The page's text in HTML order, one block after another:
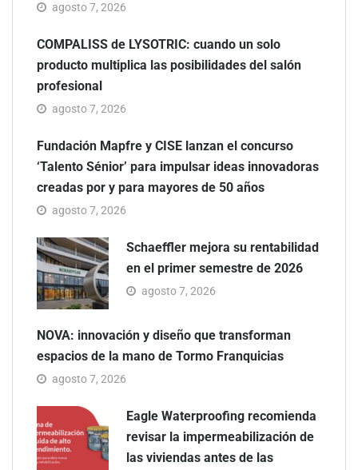
agosto 7, 2026
COMPALISS de LYSOTRIC: cuando un solo
producto multiplica las posibilidades del salón
profesional
agosto 7, 2026
Fundación Mapfre y CISE lanzan el concurso
‘Talento Sénior’ para impulsar ideas innovadoras
creadas por y para mayores de 50 años
agosto 7, 2026
Schaeffler mejora su rentabilidad
en el primer semestre de 2026
agosto 7, 2026
NOVA: innovación y diseño que transforman
espacios de la mano de Tormo Franquicias
agosto 7, 2026
Eagle Waterproofing recomienda
revisar la impermeabilización de
las viviendas antes de las